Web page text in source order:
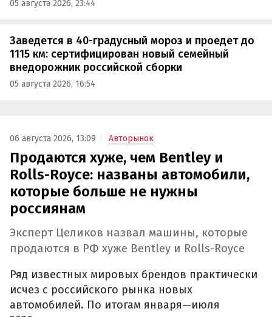
05 августа 2026, 23:44
Заведется в 40-градусный мороз и проедет до
1115 км: сертифицирован новый семейный
внедорожник российской сборки
05 августа 2026, 16:54
06 августа 2026, 13:09 Авторынок
Продаются хуже, чем Bentley и
Rolls-Royce: названы автомобили,
которые больше не нужны
россиянам
Эксперт Целиков назвал машины, которые
продаются в РФ хуже Bentley и Rolls-Royce
Ряд известных мировых брендов практически
исчез с российского рынка новых
автомобилей. По итогам января—июля